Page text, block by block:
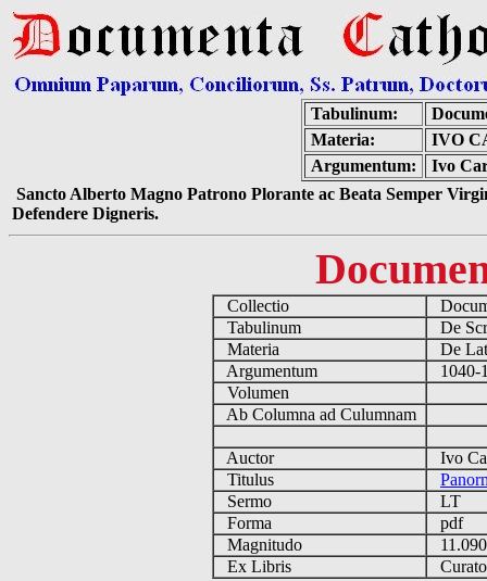
Tabulinum:
Materia:
IVO
Argumentum:
Ivo
Sancto Alberto Magno Patrono Plorante ac Beata Semper
Defendere Digneris.
Collectio
Tabulinum
De
Materia
De
Argumentum
1040-
Volumen
Ab Columna ad Culumnam
Auctor
Ivo
Titulus
Sermo
LT
Forma
pdf
Magnitudo
Ex Libris